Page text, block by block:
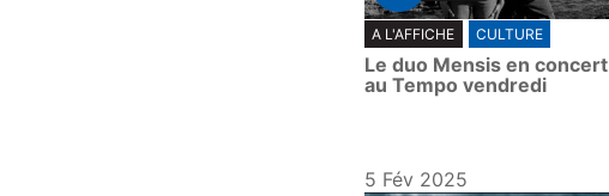
P
l
a
y
A L'AFFICHE CULTURE
Le duo Mensis en concert
au Tempo vendredi
5 Fév 2025